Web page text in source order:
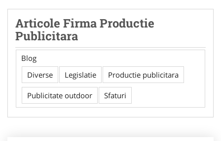
Articole Firma Productie
Publicitara
Blog
Diverse
Legislatie Productie publicitara
Publicitate outdoor Sfaturi